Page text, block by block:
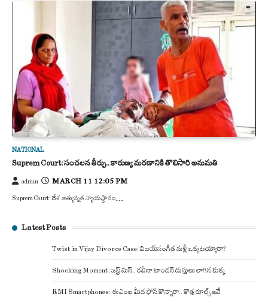
NATIONAL
Suprem Court: సంచలన తీర్పు.. కారుణ్య మరణానికి తొలిసారి అనుమతి
admin MARCH 11 12:05 PM
Suprem Court: దేశ అత్యున్నత న్యాయస్థానం…
Latest Posts
Twist in Vijay Divorce Case: విజయ్-సంగీత మళ్లీ ఒక్కటయ్యారా?
Shocking Moment: జస్ట్ మిస్.. రవీనా టాండన్ దుస్తులు లాగిన కుక్క
EMI Smartphones: ఈఎంఐ మీద ఫోన్ కొన్నారా.. కొత్త రూల్స్ ఇవే